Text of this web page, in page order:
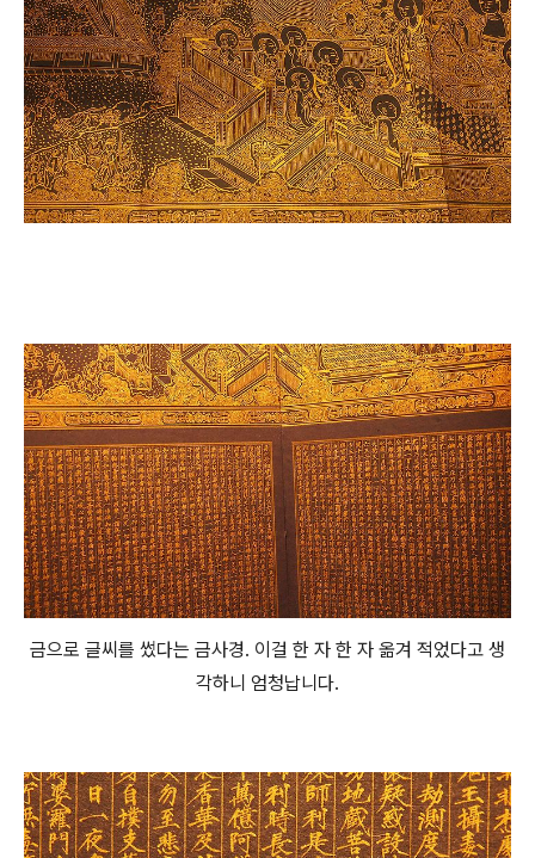
금으로 글씨를 썼다는 금사경. 이걸 한 자 한 자 옮겨 적었다고 생
각하니 엄청납니다.